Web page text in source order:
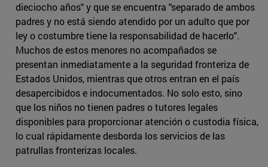
dieciocho años" y que se encuentra "separado de ambos
padres y no está siendo atendido por un adulto que por
ley o costumbre tiene la responsabilidad de hacerlo".
Muchos de estos menores no acompañados se
presentan inmediatamente a la seguridad fronteriza de
Estados Unidos, mientras que otros entran en el país
desapercibidos e indocumentados. No solo esto, sino
que los niños no tienen padres o tutores legales
disponibles para proporcionar atención o custodia física,
lo cual rápidamente desborda los servicios de las
patrullas fronterizas locales.